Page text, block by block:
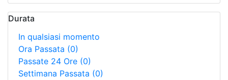
Durata
In qualsiasi momento
Ora Passata (0)
Passate 24 Ore (0)
Settimana Passata (0)